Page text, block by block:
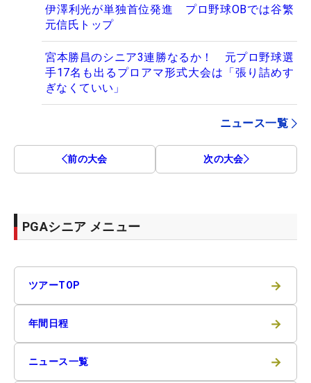
伊澤利光が単独首位発進 プロ野球OBでは谷繁
元信氏トップ
宮本勝昌のシニア3連勝なるか！ 元プロ野球選
手17名も出るプロアマ形式大会は「張り詰めす
ぎなくていい」
ニュース一覧
前の大会 次の大会
PGAシニア メニュー
ツアーTOP →
年間日程 →
ニュース一覧 →